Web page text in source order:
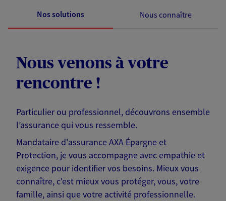
Nos solutions Nous connaître
Nous venons à votre
rencontre !
Particulier ou professionnel, découvrons ensemble
l’assurance qui vous ressemble.
Mandataire d'assurance AXA Épargne et
Protection, je vous accompagne avec empathie et
exigence pour identifier vos besoins. Mieux vous
connaître, c'est mieux vous protéger, vous, votre
famille, ainsi que votre activité professionnelle.